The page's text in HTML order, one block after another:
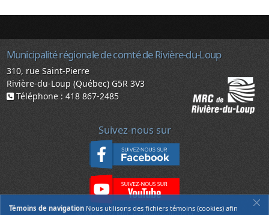
Municipalité régionale de comté de Rivière-du-Loup
310, rue Saint-Pierre
Rivière-du-Loup (Québec) G5R 3V3
Téléphone : 418 867-2485
Suivez-nous sur
Témoins de navigation Nous utilisons des fichiers témoins (cookies) afin